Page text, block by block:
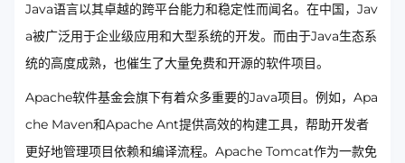
Java语言以其卓越的跨平台能力和稳定性而闻名。在中国，Jav
a被广泛用于企业级应用和大型系统的开发。而由于Java生态系
统的高度成熟，也催生了大量免费和开源的软件项目。
Apache软件基金会旗下有着众多重要的Java项目。例如，Apa
che Maven和Apache Ant提供高效的构建工具，帮助开发者
更好地管理项目依赖和编译流程。Apache Tomcat作为一款免